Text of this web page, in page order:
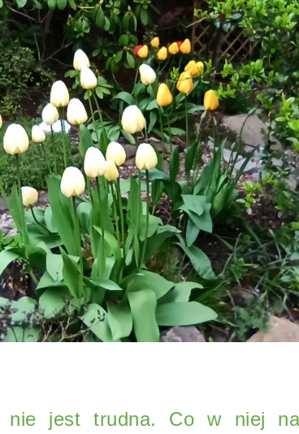
nie jest trudna. Co w niej